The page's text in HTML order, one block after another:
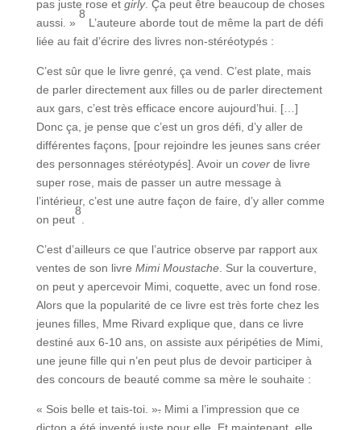
pas juste rose et girly. Ça peut être beaucoup de choses
aussi. »
8
L’auteure aborde tout de même la part de défi
liée au fait d’écrire des livres non-stéréotypés :
C’est sûr que le livre genré, ça vend. C’est plate, mais
de parler directement aux filles ou de parler directement
aux gars, c’est très efficace encore aujourd’hui. […]
Donc ça, je pense que c’est un gros défi, d’y aller de
différentes façons, [pour rejoindre les jeunes sans créer
des personnages stéréotypés]. Avoir un cover de livre
super rose, mais de passer un autre message à
l’intérieur, c’est une autre façon de faire, d’y aller comme
on peut
8
C’est d’ailleurs ce que l’autrice observe par rapport aux
ventes de son livre Mimi Moustache. Sur la couverture,
on peut y apercevoir Mimi, coquette, avec un fond rose.
Alors que la popularité de ce livre est très forte chez les
jeunes filles, Mme Rivard explique que, dans ce livre
destiné aux 6-10 ans, on assiste aux péripéties de Mimi,
une jeune fille qui n’en peut plus de devoir participer à
des concours de beauté comme sa mère le souhaite :
« Sois belle et tais-toi. ».Mimi a l’impression que ce